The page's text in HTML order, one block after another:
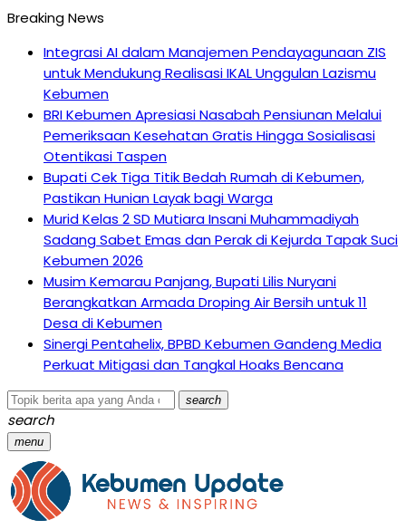
Breaking News
Integrasi AI dalam Manajemen Pendayagunaan ZIS
untuk Mendukung Realisasi IKAL Unggulan Lazismu
Kebumen
BRI Kebumen Apresiasi Nasabah Pensiunan Melalui
Pemeriksaan Kesehatan Gratis Hingga Sosialisasi
Otentikasi Taspen
Bupati Cek Tiga Titik Bedah Rumah di Kebumen,
Pastikan Hunian Layak bagi Warga
Murid Kelas 2 SD Mutiara Insani Muhammadiyah
Sadang Sabet Emas dan Perak di Kejurda Tapak Suci
Kebumen 2026
Musim Kemarau Panjang, Bupati Lilis Nuryani
Berangkatkan Armada Droping Air Bersih untuk 11
Desa di Kebumen
Sinergi Pentahelix, BPBD Kebumen Gandeng Media
Perkuat Mitigasi dan Tangkal Hoaks Bencana
search
search
menu